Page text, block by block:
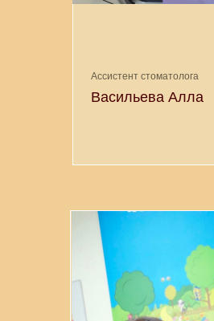
Ассистент стоматолога
Васильева Алла